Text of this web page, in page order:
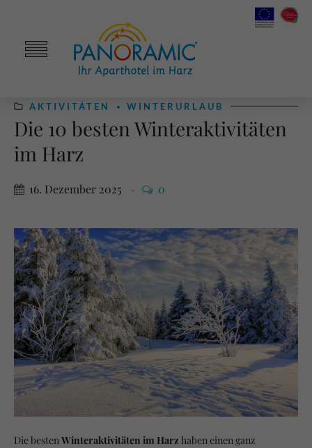
AKTIVITÄTEN WINTERURLAUB
Die 10 besten Winteraktivitäten
im Harz
16. Dezember 2025 0
Die bestenWinteraktivitäten im Harz haben einen ganz